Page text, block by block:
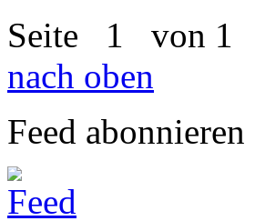
Seite 1 von 1
nach oben
Feed abonnieren